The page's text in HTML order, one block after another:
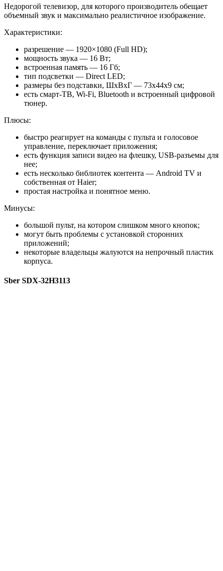
Недорогой телевизор, для которого производитель обещает
объемный звук и максимально реалистичное изображение.
Характеристики:
разрешение — 1920×1080 (Full HD);
мощность звука — 16 Вт;
встроенная память — 16 Гб;
тип подсветки — Direct LED;
размеры без подставки, ШхВхГ — 73x44x9 см;
есть смарт-ТВ, Wi-Fi, Bluetooth и встроенный цифровой
тюнер.
Плюсы:
быстро реагирует на команды с пульта и голосовое
управление, переключает приложения;
есть функция записи видео на флешку, USB-разъемы для
нее;
есть несколько библиотек контента — Android TV и
собственная от Haier;
простая настройка и понятное меню.
Минусы:
большой пульт, на котором слишком много кнопок;
могут быть проблемы с установкой сторонних
приложений;
некоторые владельцы жалуются на непрочный пластик
корпуса.
Sber SDX-32H3113